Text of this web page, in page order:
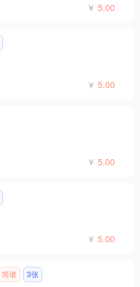
￥ 5.00
￥ 5.00
￥ 5.00
￥ 5.00
简谱 3张